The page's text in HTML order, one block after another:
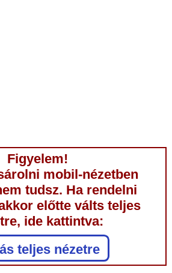
Figyelem!
mobil-nézetben
tudsz. Ha rendelni
előtte válts teljes
ide kattintva:
teljes nézetre